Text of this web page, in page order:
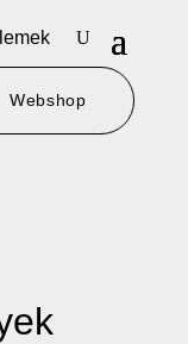
Webshop